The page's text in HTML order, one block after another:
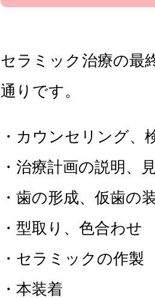
セラミック治療の最
通りです。
・カウンセリング、
・治療計画の説明、
・歯の形成、仮歯の
・型取り、色合わせ
・セラミックの作製
・本装着